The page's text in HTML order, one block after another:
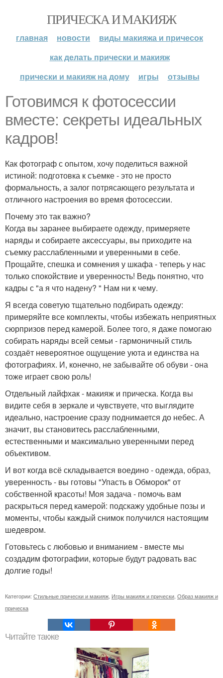
ПРИЧЕСКА И МАКИЯЖ
главная новости
виды макияжа и причесок
как делать прически и макияж
прически и макияж на дому
игры отзывы
Готовимся к фотосессии
вместе: секреты идеальных
кадров!
Как фотограф с опытом, хочу поделиться важной
истиной: подготовка к съемке - это не просто
формальность, а залог потрясающего результата и
отличного настроения во время фотосессии.
Почему это так важно?
Когда вы заранее выбираете одежду, примеряете
наряды и собираете аксессуары, вы приходите на
съемку расслабленными и уверенными в себе.
Прощайте, спешка и сомнения у шкафа - теперь у нас
только спокойствие и уверенность! Ведь понятно, что
кадры с "а я что надену? " Нам ни к чему.
Я всегда советую тщательно подбирать одежду:
примеряйте все комплекты, чтобы избежать неприятных
сюрпризов перед камерой. Более того, я даже помогаю
собирать наряды всей семьи - гармоничный стиль
создаёт невероятное ощущение уюта и единства на
фотографиях. И, конечно, не забывайте об обуви - она
тоже играет свою роль!
Отдельный лайфхак - макияж и прическа. Когда вы
видите себя в зеркале и чувствуете, что выглядите
идеально, настроение сразу поднимается до небес. А
значит, вы становитесь расслабленными,
естественными и максимально уверенными перед
объективом.
И вот когда всё складывается воедино - одежда, образ,
уверенность - вы готовы "Упасть в Обморок" от
собственной красоты! Моя задача - помочь вам
раскрыться перед камерой: подскажу удобные позы и
моменты, чтобы каждый снимок получился настоящим
шедевром.
Готовьтесь с любовью и вниманием - вместе мы
создадим фотографии, которые будут радовать вас
долгие годы!
Категории: Стильные прически и макияж Игры макияж и прически Образ макияж и
прическа
Читайте также